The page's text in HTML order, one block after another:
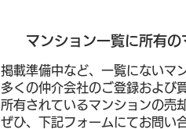
マンション一覧に所有
掲載準備中など、一覧にないマ
多くの仲介会社のご登録および
所有されているマンションの売
ぜひ、下記フォームにてお問い